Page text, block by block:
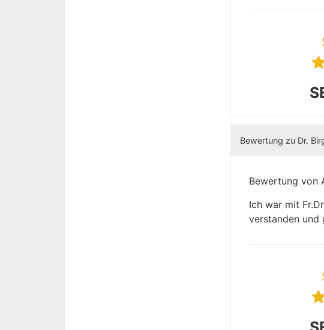
Bewertung zu Dr.
Bewertung von
Ich war mit
verstanden und